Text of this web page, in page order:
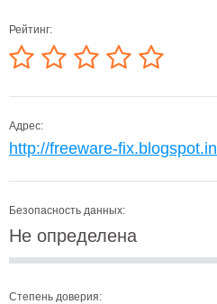
Рейтинг:
Адрес:
http://freeware-fix.blogspot.in
Безопасность данных:
Не определена
Степень доверия: